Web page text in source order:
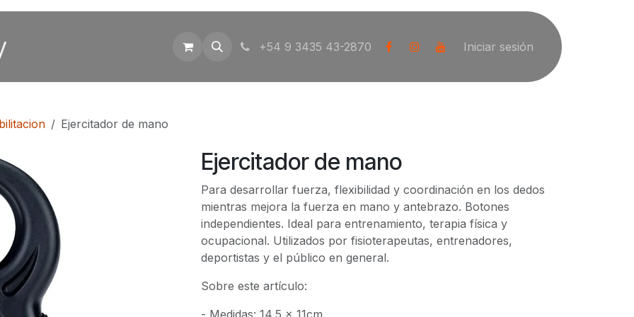
Contáctenos +54 9 3435 43-2870 Iniciar sesión
Ejercitador de mano
Ejercitador de mano
Para desarrollar fuerza, flexibilidad y coordinación en los dedos
mientras mejora la fuerza en mano y antebrazo. Botones
independientes. Ideal para entrenamiento, terapia física y
ocupacional. Utilizados por fisioterapeutas, entrenadores,
deportistas y el público en general.
Sobre este artículo:
- Medidas: 14,5 x 11cm